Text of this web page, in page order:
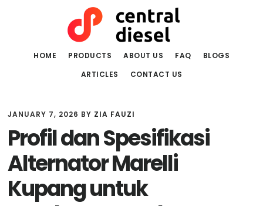
HOME PRODUCTS ABOUT US FAQ
BLOGS
ARTICLES
CONTACT US
JANUARY 7, 2026 BY ZIA FAUZI
Profil dan Spesifikasi
Alternator Marelli
Kupang untuk